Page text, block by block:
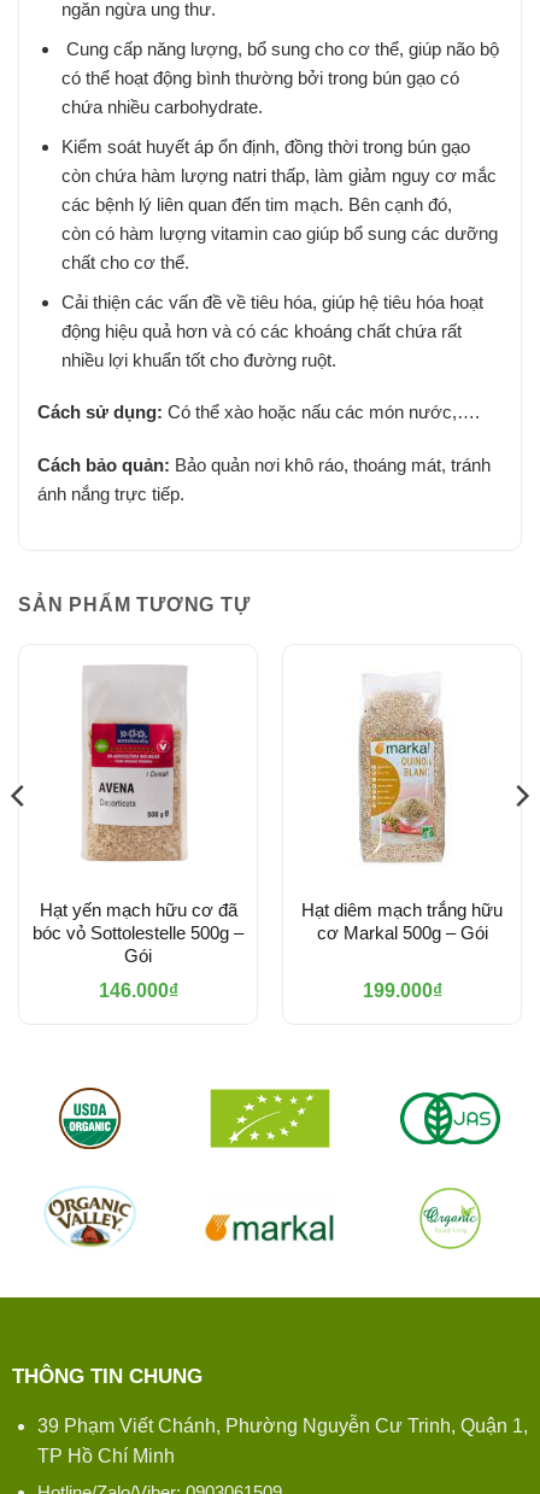
ngăn ngừa ung thư.
Cung cấp năng lượng, bổ sung cho cơ thể, giúp não bộ
có thể hoạt động bình thường bởi trong bún gạo có
chứa nhiều carbohydrate.
Kiểm soát huyết áp ổn định, đồng thời trong bún gạo
còn chứa hàm lượng natri thấp, làm giảm nguy cơ mắc
các bệnh lý liên quan đến tim mạch. Bên cạnh đó,
còn có hàm lượng vitamin cao giúp bổ sung các dưỡng
chất cho cơ thể.
Cải thiện các vấn đề về tiêu hóa, giúp hệ tiêu hóa hoạt
động hiệu quả hơn và có các khoáng chất chứa rất
nhiều lợi khuẩn tốt cho đường ruột.
Cách sử dụng: Có thể xào hoặc nấu các món nước,….
Cách bảo quản: Bảo quản nơi khô ráo, thoáng mát, tránh
ánh nắng trực tiếp.
SẢN PHẨM TƯƠNG TỰ
Hạt yến mạch hữu cơ đã
bóc vỏ Sottolestelle 500g –
Gói
146.000₫
Hạt diêm mạch trắng hữu
cơ Markal 500g – Gói
199.000₫
THÔNG TIN CHUNG
39 Phạm Viết Chánh, Phường Nguyễn Cư Trinh, Quận 1,
TP Hồ Chí Minh